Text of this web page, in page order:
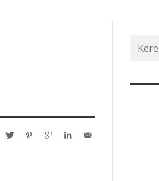
Search
for: